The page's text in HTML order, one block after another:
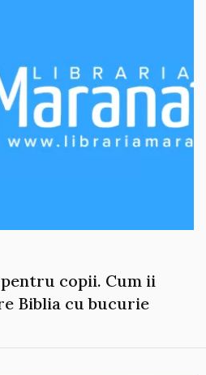
copii. Cum ii
Biblia cu bucurie